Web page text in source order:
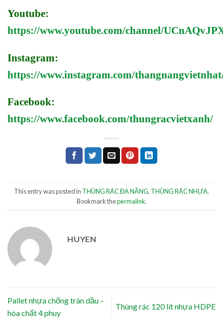
Youtube:
https://www.youtube.com/channel/
Instagram:
https://www.instagram.com/
Facebook:
https://www.facebook.com/thungracvietxanh/
This entry was posted in THÙNG RÁC ĐA NĂNG, THÙNG RÁC NHỰA.
Bookmark thepermalink.
HUYEN
Pallet nhựa chống tràn dầu –
hóa chất 4 phuy
Thùng rác 120 lít nhựa HDPE